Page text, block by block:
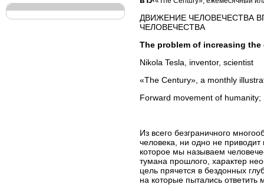
ДВИЖЕНИЕ ЧЕЛОВЕЧЕСТВА
ЧЕЛОВЕЧЕСТВА
The problem of increasing
Nikola Tesla, inventor, scientist
«The Century», a monthly
Forward movement of humanity;
Из всего безграничного
человека, ни одно не
которое мы называем
тумана прошлого, характер
цель прячется в бездонных
на которые пытались